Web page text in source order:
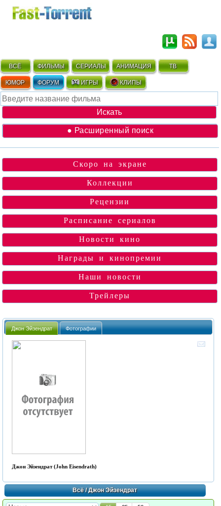
ВСЁ ФИЛЬМЫ СЕРИАЛЫ АНИМАЦИЯ ТВ
ЮМОР ФОРУМ ИГРЫ КЛИПЫ
● Расширенный поиск
Скоро на экране
Коллекции
Рецензии
Расписание сериалов
Новости кино
Награды и кинопремии
Наши новости
Трейлеры
Джон Эйзендрат Фотографии
Джон Эйзендрат (John Eisendrath)
Всё/ Джон Эйзендрат